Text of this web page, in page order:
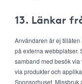
13. Länkar
Användaren är ej
på externa webbplatser.
samband med besök
via produkter och
Sponsorhuset. Missbruk